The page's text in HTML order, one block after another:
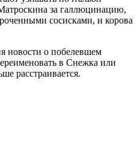
за галлюцинацию,
сосисками, и корова
новости о побелевшем
в Снежка или
расстраивается.